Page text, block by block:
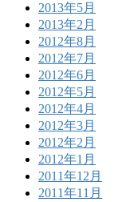
2013年5月
2013年2月
2012年8月
2012年7月
2012年6月
2012年5月
2012年4月
2012年3月
2012年2月
2012年1月
2011年12月
2011年11月